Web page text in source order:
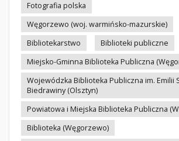
Fotografia polska
Węgorzewo (woj. warmińsko-mazurskie)
Bibliotekarstwo
Biblioteki publiczne
Miejsko-Gminna Biblioteka Publiczna
Wojewódzka Biblioteka Publiczna im. Emilii
Biedrawiny (Olsztyn)
Powiatowa i Miejska Biblioteka Publiczna
Biblioteka (Węgorzewo)